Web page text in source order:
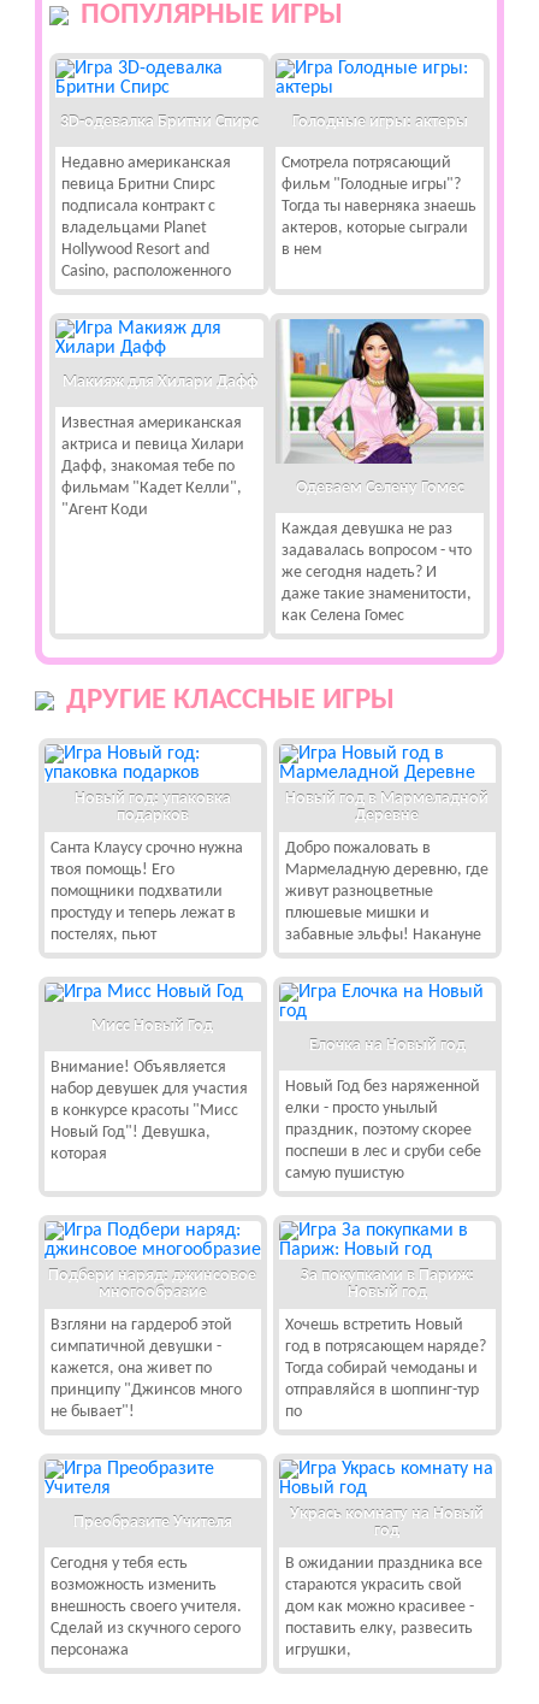
ПОПУЛЯРНЫЕ ИГРЫ
3D-одевалка Бритни Спирс
Недавно американская
певица Бритни Спирс
подписала контракт с
владельцами Planet
Hollywood Resort and
Casino, расположенного
Голодные игры: актеры
Смотрела потрясающий
фильм "Голодные игры"?
Тогда ты наверняка знаешь
актеров, которые сыграли
в нем
Макияж для Хилари Дафф
Известная американская
актриса и певица Хилари
Дафф, знакомая тебе по
фильмам "Кадет Келли",
"Агент Коди
Одеваем Селену Гомес
Каждая девушка не раз
задавалась вопросом - что
же сегодня надеть? И
даже такие знаменитости,
как Селена Гомес
ДРУГИЕ КЛАССНЫЕ ИГРЫ
Новый год: упаковка
подарков
Санта Клаусу срочно нужна
твоя помощь! Его
помощники подхватили
простуду и теперь лежат в
постелях, пьют
Новый год в Мармеладной
Деревне
Добро пожаловать в
Мармеладную деревню, где
живут разноцветные
плюшевые мишки и
забавные эльфы! Накануне
Мисс Новый Год
Внимание! Объявляется
набор девушек для участия
в конкурсе красоты "Мисс
Новый Год"! Девушка,
которая
Елочка на Новый год
Новый Год без наряженной
елки - просто унылый
праздник, поэтому скорее
поспеши в лес и сруби себе
самую пушистую
Подбери наряд: джинсовое
многообразие
Взгляни на гардероб этой
симпатичной девушки -
кажется, она живет по
принципу "Джинсов много
не бывает"!
За покупками в Париж:
Новый год
Хочешь встретить Новый
год в потрясающем наряде?
Тогда собирай чемоданы и
отправляйся в шоппинг-тур
по
Преобразите Учителя
Сегодня у тебя есть
возможность изменить
внешность своего учителя.
Сделай из скучного серого
персонажа
Укрась комнату на Новый
год
В ожидании праздника все
стараются украсить свой
дом как можно красивее -
поставить елку, развесить
игрушки,